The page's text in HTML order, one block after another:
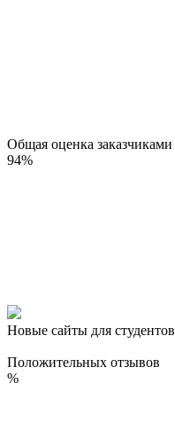
Общая оценка заказчиками
94%
Новые сайты для студентов
Положительных отзывов
%